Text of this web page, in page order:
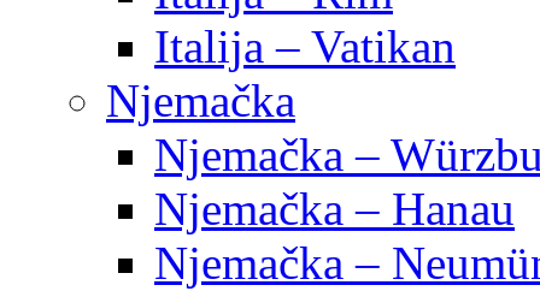
Italija – Vatikan
Njemačka
Njemačka –
Njemačka – Hanau
Njemačka –